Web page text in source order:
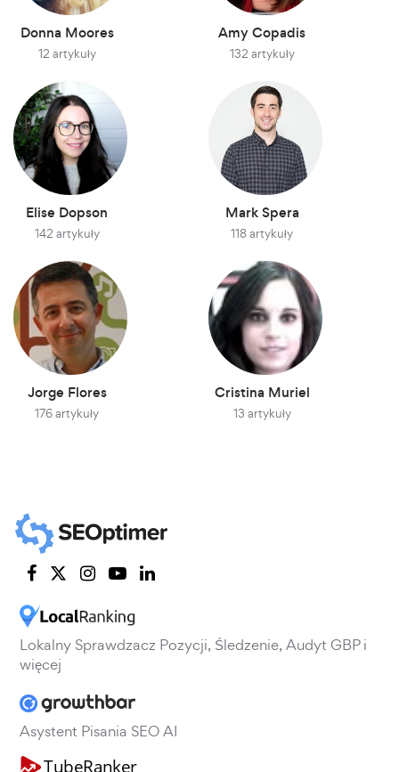
Donna Moores
12 artykuły
Amy Copadis
132 artykuły
Elise Dopson
142 artykuły
Mark Spera
118 artykuły
Jorge Flores
176 artykuły
Cristina Muriel
13 artykuły
Lokalny Sprawdzacz Pozycji, Śledzenie, Audyt GBP i
więcej
Asystent Pisania SEO AI